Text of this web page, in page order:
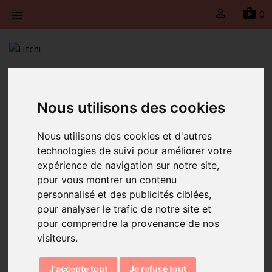
Nous utilisons des cookies
Nous utilisons des cookies et d'autres
technologies de suivi pour améliorer votre
expérience de navigation sur notre site,
pour vous montrer un contenu
personnalisé et des publicités ciblées,
pour analyser le trafic de notre site et
pour comprendre la provenance de nos
visiteurs.
J'accepte tout Je refuse tout
 0

4th, 2026 inclusive. Shipments will be suspended
during this period and will resume on Monday, May
4th, 2026.
Earings Acapulco Green